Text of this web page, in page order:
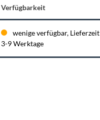
Verfügbarkeit
wenige verfügbar, Lieferzeit
3-9 Werktage